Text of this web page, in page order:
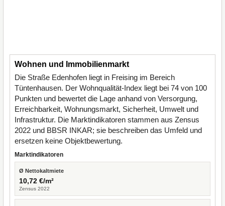
Wohnen und Immobilienmarkt
Die Straße Edenhofen liegt in Freising im Bereich
Tüntenhausen. Der Wohnqualität-Index liegt bei 74 von 100
Punkten und bewertet die Lage anhand von Versorgung,
Erreichbarkeit, Wohnungsmarkt, Sicherheit, Umwelt und
Infrastruktur. Die Marktindikatoren stammen aus Zensus
2022 und BBSR INKAR; sie beschreiben das Umfeld und
ersetzen keine Objektbewertung.
Marktindikatoren
Ø Nettokaltmiete
10,72 €/m²
Zensus 2022